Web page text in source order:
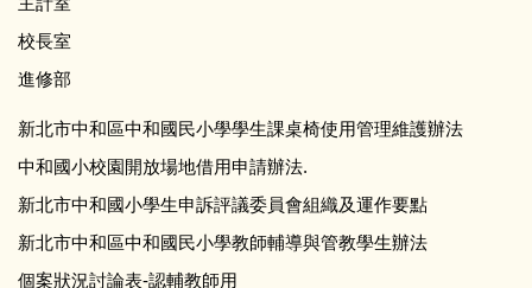
校長室
進修部
新北市中和區中和國民小學學生課桌椅使用管理維護辦法
中和國小校園開放場地借用申請辦法.
新北市中和國小學生申訴評議委員會組織及運作要點
新北市中和區中和國民小學教師輔導與管教學生辦法
個案狀況討論表-認輔教師用